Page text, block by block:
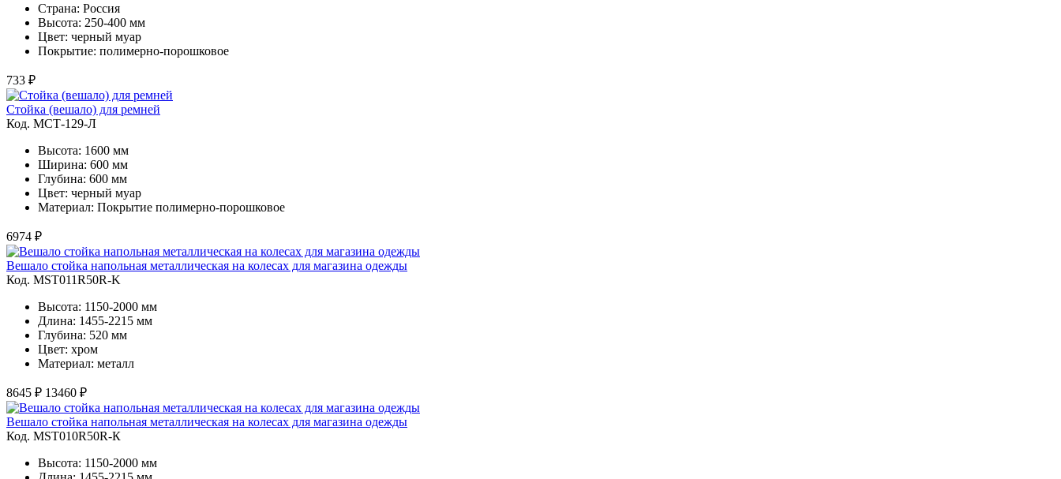
Страна: Россия
Высота: 250-400 мм
Цвет: черный муар
Покрытие: полимерно-порошковое
733 ₽
Стойка (вешало) для ремней
Код. MСТ-129-Л
Высота: 1600 мм
Ширина: 600 мм
Глубина: 600 мм
Цвет: черный муар
Материал: Покрытие полимерно-порошковое
6974 ₽
Вешало стойка напольная металлическая на колесах для магазина одежды
Код. MST011R50R-K
Высота: 1150-2000 мм
Длина: 1455-2215 мм
Глубина: 520 мм
Цвет: хром
Материал: металл
8645 ₽ 13460 ₽
Вешало стойка напольная металлическая на колесах для магазина одежды
Код. MST010R50R-К
Высота: 1150-2000 мм